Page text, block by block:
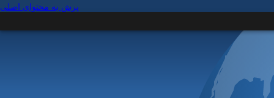
پرش به محتوای اصلی